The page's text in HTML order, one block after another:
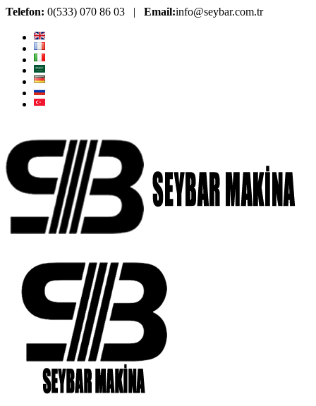
Telefon: 0(533) 070 86 03 | Email:info@seybar.com.tr